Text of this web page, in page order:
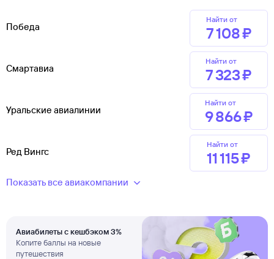
Победа
Найти от
7 ⁠108 ⁠₽
Смартавиа
Найти от
7 ⁠323 ⁠₽
Уральские авиалинии
Найти от
9 ⁠866 ⁠₽
Ред Вингс
Найти от
11 ⁠115 ⁠₽
Показать все авиакомпании
Авиабилеты с кешбэком 3%
Копите баллы на новые
путешествия